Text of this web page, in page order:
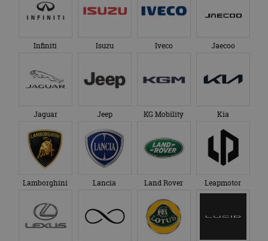
Infiniti Isuzu Iveco Jaecoo
Jaguar Jeep KG Mobility Kia
Lamborghini Lancia Land Rover Leapmotor